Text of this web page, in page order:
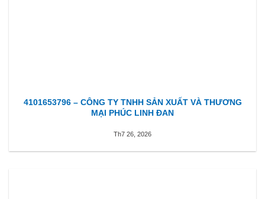
4101653796 – CÔNG TY TNHH SẢN XUẤT VÀ THƯƠNG
MẠI PHÚC LINH ĐAN
Th7 26, 2026